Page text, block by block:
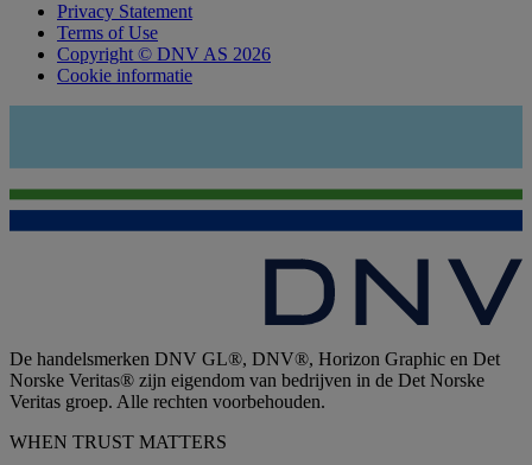
Privacy Statement
Terms of Use
Copyright © DNV AS 2026
Cookie informatie
De handelsmerken DNV GL®, DNV®, Horizon Graphic en Det
Norske Veritas® zijn eigendom van bedrijven in de Det Norske
Veritas groep. Alle rechten voorbehouden.
WHEN TRUST MATTERS